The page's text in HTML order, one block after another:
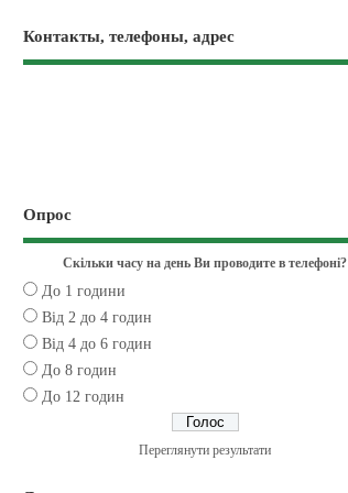
Контакты, телефоны, адрес
Опрос
Скільки часу на день Ви проводите в телефоні?
До 1 години
Від 2 до 4 годин
Від 4 до 6 годин
До 8 годин
До 12 годин
Переглянути результати